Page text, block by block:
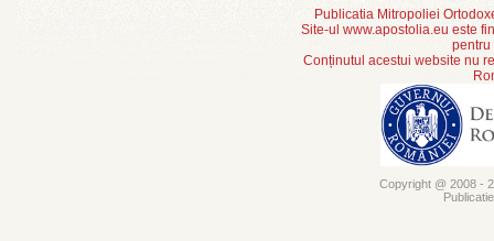
Publicatia Mitropoliei
Site-ul www.apostolia.eu este
pentru
Conținutul acestui website nu
Copyright @ 2008 -